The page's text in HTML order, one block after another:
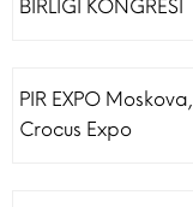
BİRLİĞİ KONGRESİ
PIR EXPO Moskova,
Crocus Expo